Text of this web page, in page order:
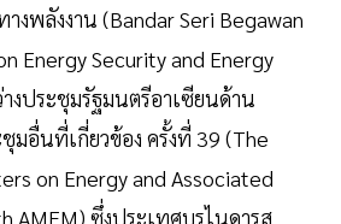
งพลังงาน (Bandar Seri Begawan
Energy Security and Energy
งประชุมรัฐมนตรีอาเซียนด้าน
มอื่นที่เกี่ยวข้อง ครั้งที่ 39 (The
on Energy and Associated
AMEM) ซึ่งประเทศบรูไนดารุส